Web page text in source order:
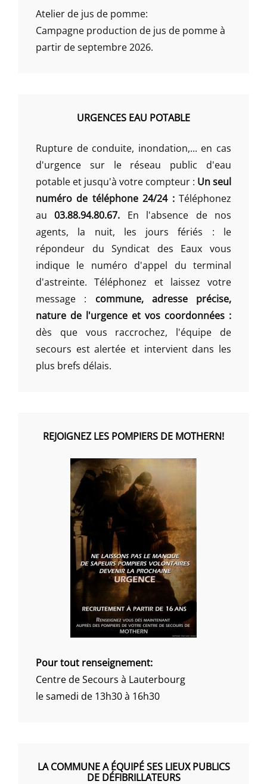
Atelier de jus de pomme:
Campagne production de jus de pomme à
partir de septembre 2026.
URGENCES EAU POTABLE
Rupture de conduite, inondation,... en cas
d'urgence sur le réseau public d'eau
potable et jusqu'à votre compteur : Un seul
numéro de téléphone 24/24 :Téléphonez
au03.88.94.80.67. En l'absence de nos
agents, la nuit, les jours fériés : le
répondeur du Syndicat des Eaux vous
indique le numéro d'appel du terminal
d'astreinte. Téléphonez et laissez votre
message : commune, adresse précise,
nature de l'urgence et vos coordonnées :
dès que vous raccrochez, l'équipe de
secours est alertée et intervient dans les
plus brefs délais.
REJOIGNEZ LES POMPIERS DE MOTHERN!
Pour tout renseignement:
Centre de Secours à Lauterbourg
le samedi de 13h30 à 16h30
LA COMMUNE A ÉQUIPÉ SES LIEUX PUBLICS
DE DÉFIBRILLATEURS